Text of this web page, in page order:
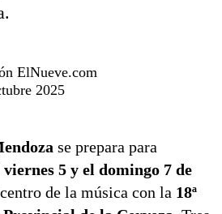
ElNueve.com
2025
se prepara para
5 y el domingo 7 de
de la música con la 18ª